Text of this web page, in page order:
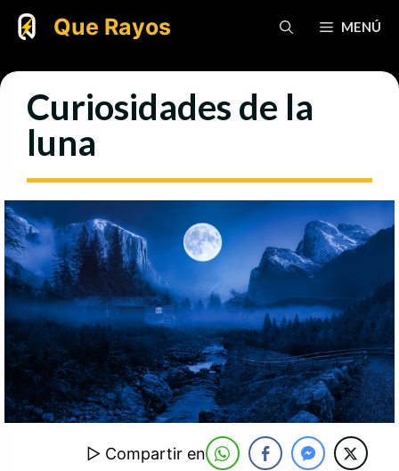
Saltar
Que Rayos MENÚ
Curiosidades de la
luna
▷ Compartir en